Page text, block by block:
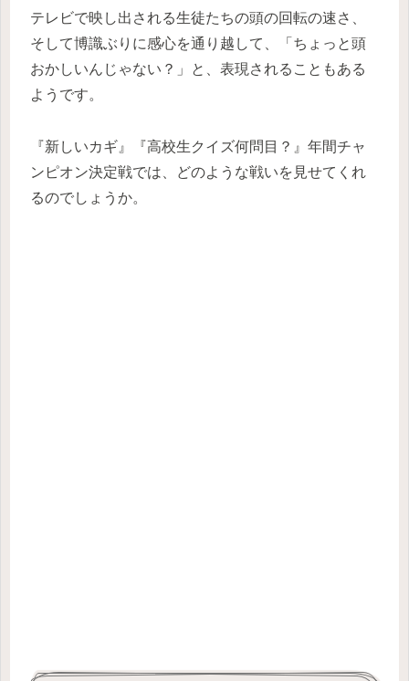
テレビで映し出される生徒たちの頭の回転の速さ、
そして博識ぶりに感心を通り越して、「ちょっと頭
おかしいんじゃない？」と、表現されることもある
ようです。
『新しいカギ』『高校生クイズ何問目？』年間チャ
ンピオン決定戦では、どのような戦いを見せてくれ
るのでしょうか。